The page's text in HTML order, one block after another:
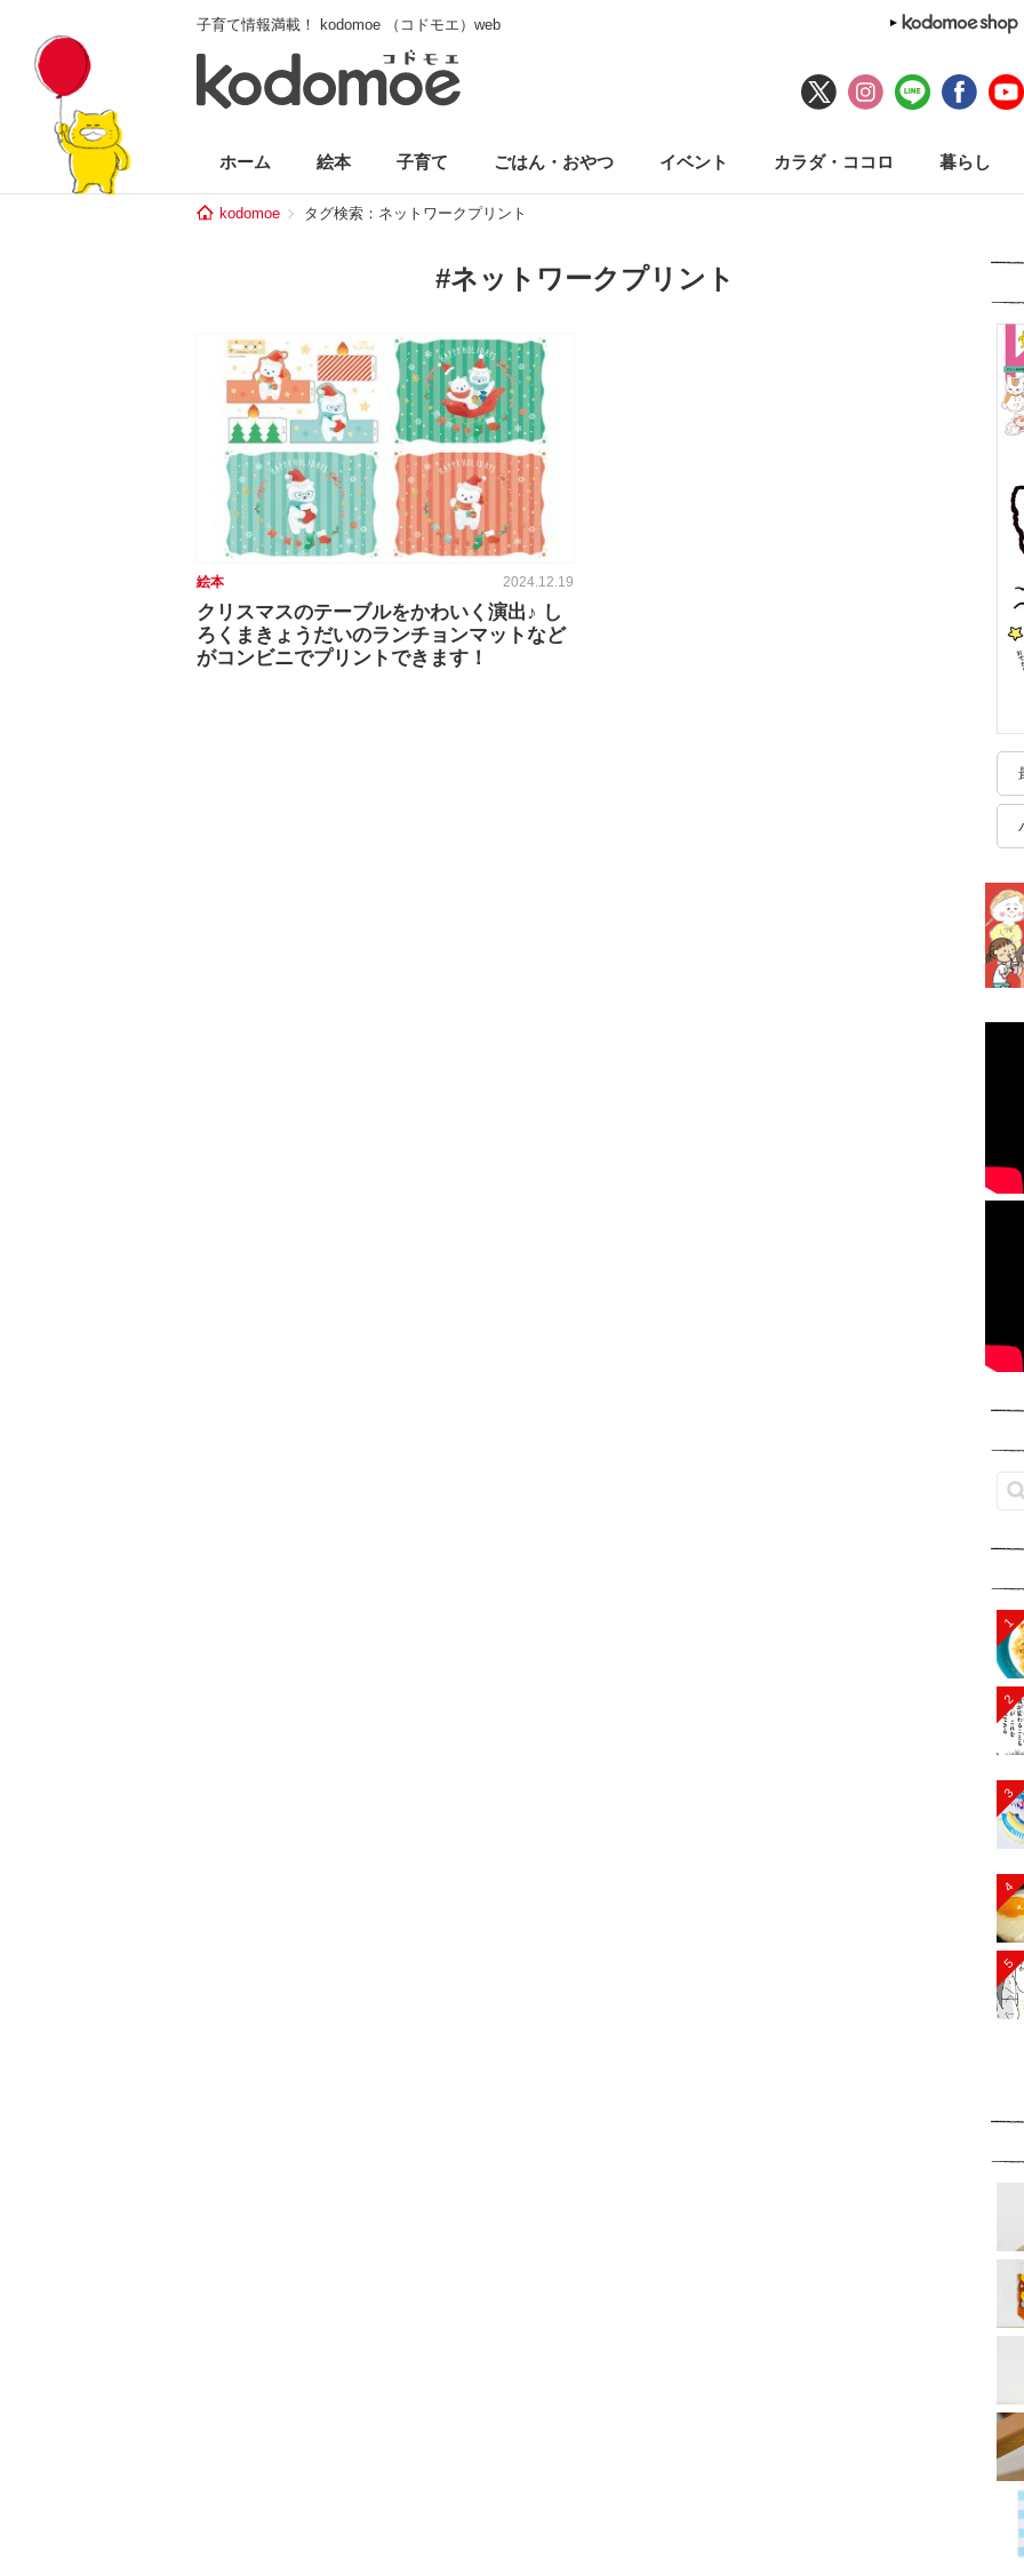
子育て情報満載！ kodomoe （コドモエ）web
ホーム 絵本 子育て ごはん・おやつ イベント カラダ・ココロ 暮らし
kodomoe タグ検索：ネットワークプリント
#ネットワークプリント
絵本 2024.12.19
クリスマスのテーブルをかわいく演出♪ し
ろくまきょうだいのランチョンマットなど
がコンビニでプリントできます！
1
2
3
4
5